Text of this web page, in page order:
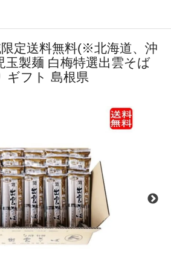
定送料無料(※北海道、沖
玉製麺 白梅特選出雲そば
ギフト 島根県